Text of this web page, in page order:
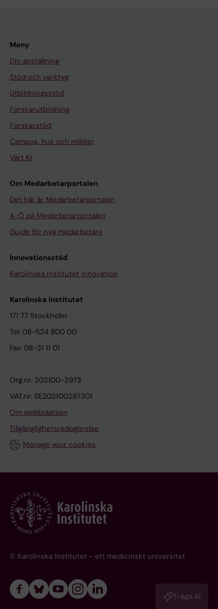
Meny
Din anställning
Stöd och verktyg
Utbildningsstöd
Forskarutbildning
Forskarstöd
Campus, hus och miljöer
Vårt KI
Om Medarbetarportalen
Det här är Medarbetarportalen
A-Ö på Medarbetarportalen
Guide för nya medarbetare
Innovationsstöd
Karolinska Institutet Innovation
Karolinska Institutet
171 77 Stockholm
Tel: 08-524 800 00
Fax: 08-31 11 01
Org.nr: 202100-2973
VAT.nr: SE202100297301
Om webbplatsen
Tillgänglighetsredogörelse
Manage your cookies
© Karolinska Institutet - ett medicinskt universitet
Fråga AI